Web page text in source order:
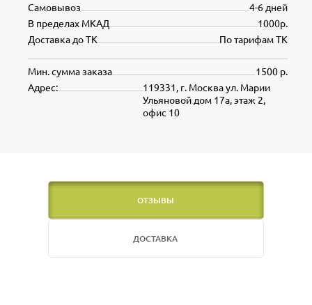
4-6 дней
Самовывоз
1000р.
В пределах МКАД
По тарифам ТК
Доставка до ТК
1500 р.
Мин. сумма заказа
119331, г. Москва ул. Марии
Ульяновой дом 17а, этаж 2,
офис 10
Адрес:
ОТЗЫВЫ
ДОСТАВКА